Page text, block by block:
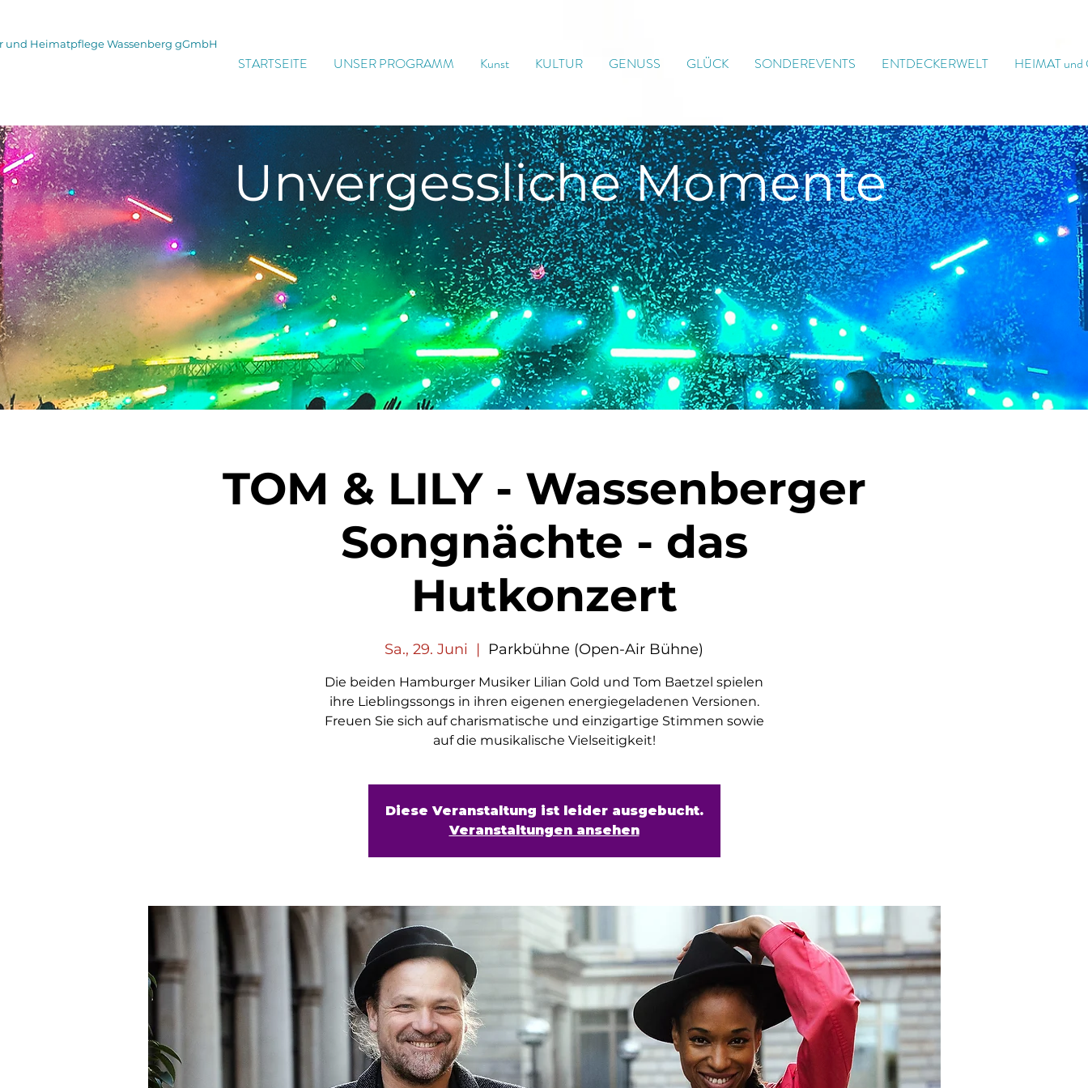
und Heimatpflege Wassenberg gGmbH
STARTSEITE UNSER PROGRAMM Kunst KULTUR GENUSS GLÜCK SONDEREVENTS ENTDECKERWELT HEIMAT
UnvergesslicheMomente
TOM & LILY - Wassenberger
Songnächte - das
Hutkonzert
Sa., 29. Juni
  |
Parkbühne (Open-Air Bühne)
Die beiden Hamburger Musiker Lilian Gold und Tom Baetzel spielen
ihre Lieblingssongs in ihren eigenen energiegeladenen Versionen.
Freuen Sie sich auf charismatische und einzigartige Stimmen sowie
auf die musikalische Vielseitigkeit!
Diese Veranstaltung ist leider ausgebucht.
Veranstaltungen ansehen